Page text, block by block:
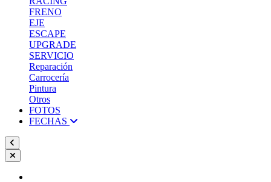
FRENO
EJE
ESCAPE
UPGRADE
SERVICIO
Reparación
Carrocería
Pintura
Otros
FOTOS
FECHAS